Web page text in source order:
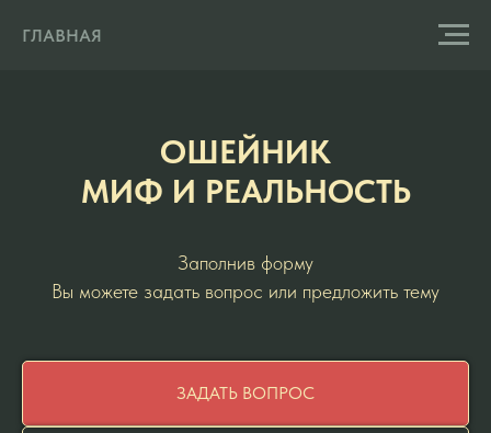
ГЛАВНАЯ
ОШЕЙНИК
МИФ И РЕАЛЬНОСТЬ
Заполнив форму
Вы можете задать вопрос или предложить тему
ЗАДАТЬ ВОПРОС